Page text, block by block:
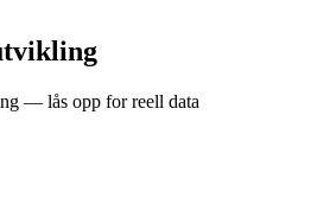
— lås opp for reell data